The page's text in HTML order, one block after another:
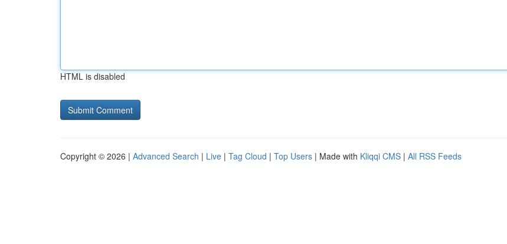
HTML is disabled
Copyright © 2026 | Advanced Search | Live | Tag Cloud | Top Users | Made with Kliqqi CMS | All RSS Feeds